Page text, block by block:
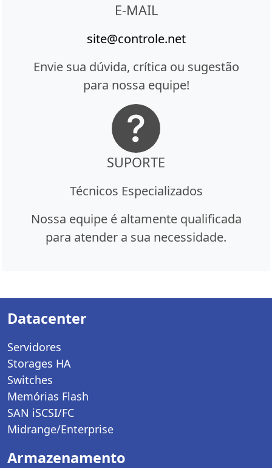
E-MAIL
site@controle.net
Envie sua dúvida, crítica ou sugestão
para nossa equipe!
SUPORTE
Técnicos Especializados
Nossa equipe é altamente qualificada
para atender a sua necessidade.
Datacenter
Servidores
Storages HA
Switches
Memórias Flash
SAN iSCSI/FC
Midrange/Enterprise
Armazenamento